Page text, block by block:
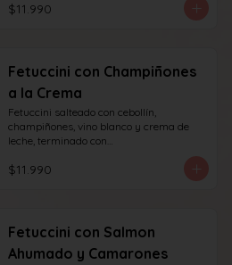
$11.990
Fetuccini con Champiñones
a la Crema
Fetuccini salteado con cebollín,
champiñones, vino blanco y crema de
leche, terminado con
$11.990
Fetuccini con Salmon
Ahumado y Camarones